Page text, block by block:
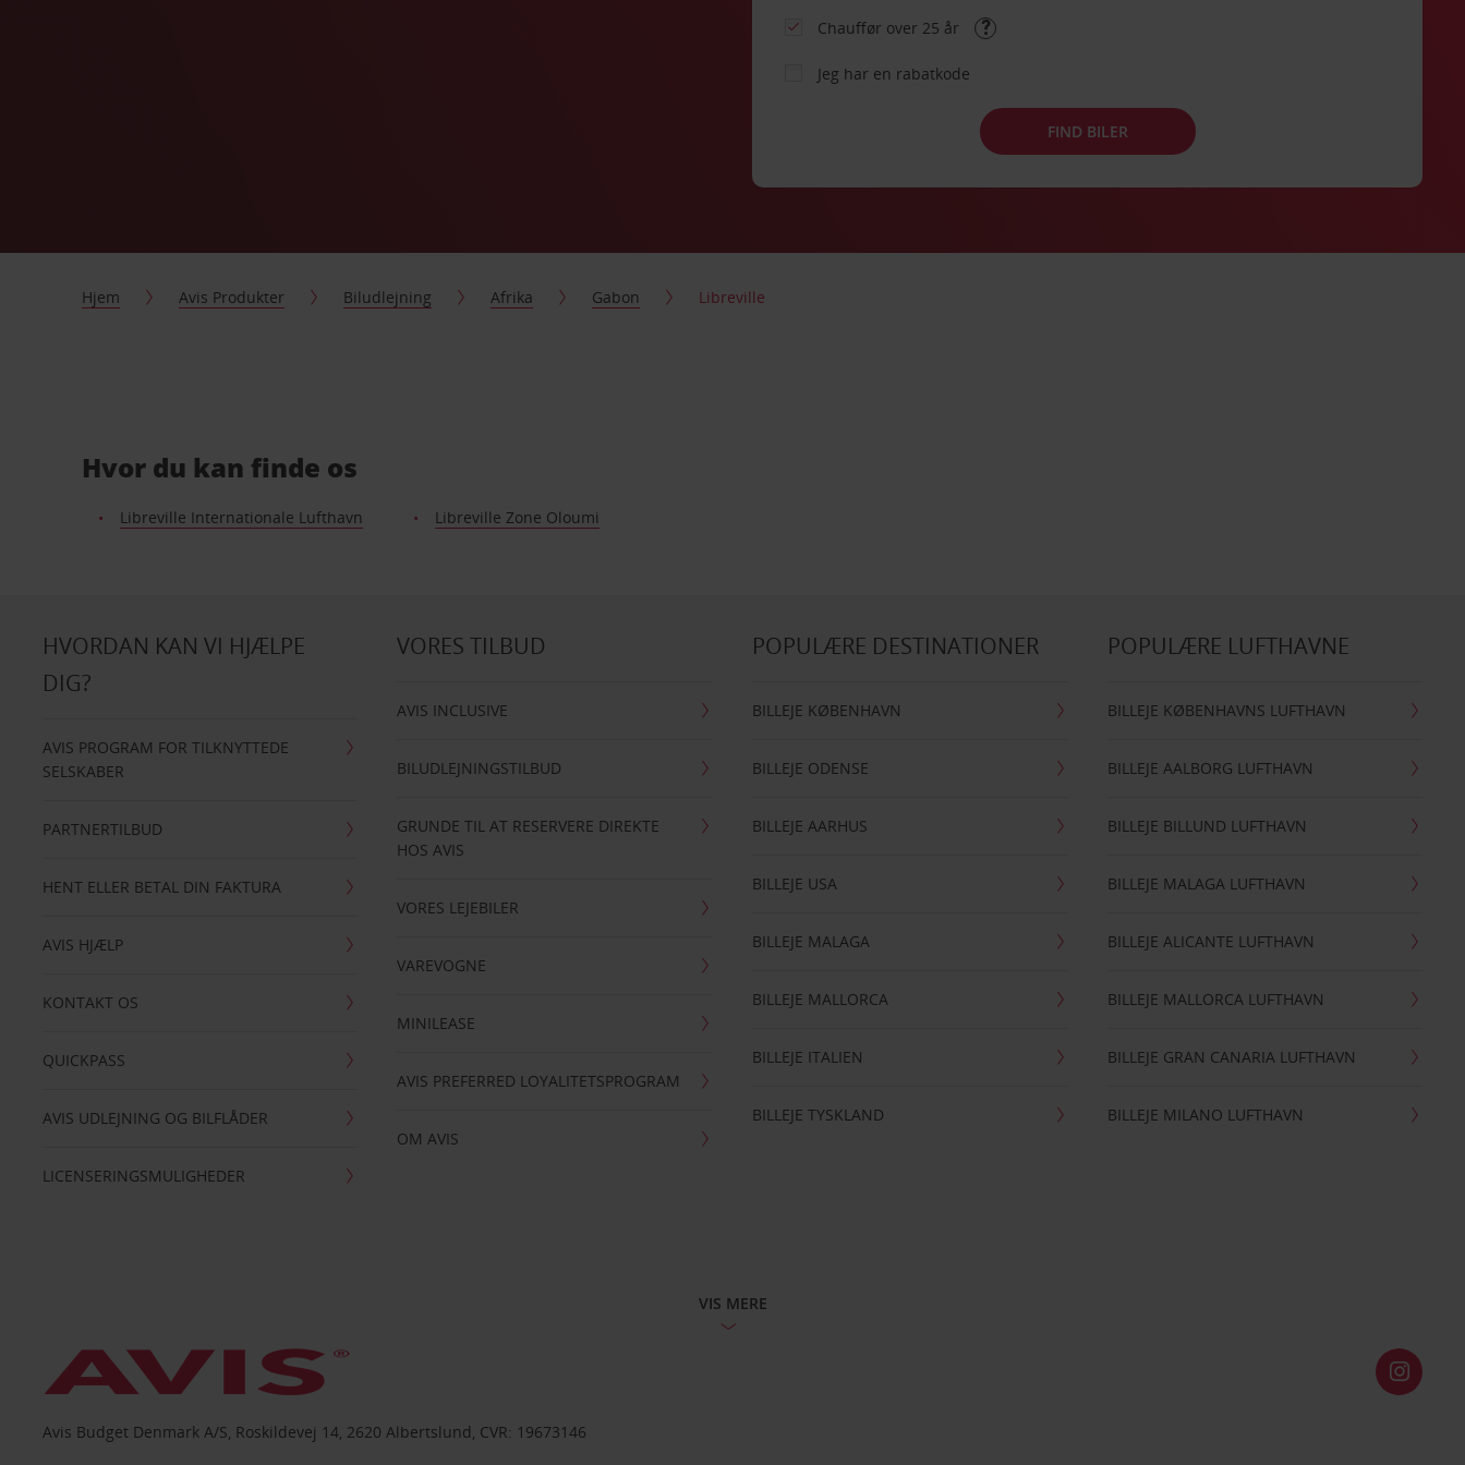
Chauffør over 25 år
Jeg har en rabatkode
FIND BILER
Hjem Avis Produkter Biludlejning Afrika Gabon Libreville
Hvor du kan finde os
Libreville Internationale Lufthavn Libreville Zone Oloumi
HVORDAN KAN VI HJÆLPE
DIG?
AVIS PROGRAM FOR TILKNYTTEDE
SELSKABER
PARTNERTILBUD
HENT ELLER BETAL DIN FAKTURA
AVIS HJÆLP
KONTAKT OS
QUICKPASS
AVIS UDLEJNING OG BILFLÅDER
LICENSERINGSMULIGHEDER
VORES TILBUD
AVIS INCLUSIVE
BILUDLEJNINGSTILBUD
GRUNDE TIL AT RESERVERE DIREKTE
HOS AVIS
VORES LEJEBILER
VAREVOGNE
MINILEASE
AVIS PREFERRED LOYALITETSPROGRAM
OM AVIS
POPULÆRE DESTINATIONER
BILLEJE KØBENHAVN
BILLEJE ODENSE
BILLEJE AARHUS
BILLEJE USA
BILLEJE MALAGA
BILLEJE MALLORCA
BILLEJE ITALIEN
BILLEJE TYSKLAND
POPULÆRE LUFTHAVNE
BILLEJE KØBENHAVNS LUFTHAVN
BILLEJE AALBORG LUFTHAVN
BILLEJE BILLUND LUFTHAVN
BILLEJE MALAGA LUFTHAVN
BILLEJE ALICANTE LUFTHAVN
BILLEJE MALLORCA LUFTHAVN
BILLEJE GRAN CANARIA LUFTHAVN
BILLEJE MILANO LUFTHAVN
VIS MERE
Avis Budget Denmark A/S, Roskildevej 14, 2620 Albertslund, CVR: 19673146